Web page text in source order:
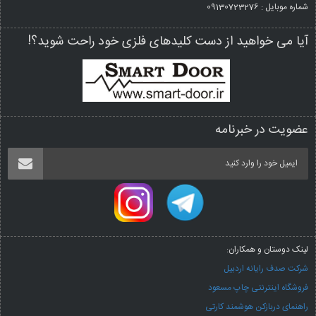
شماره موبایل : 09130723276
آیا می خواهید از دست کلیدهای فلزی خود راحت شوید؟!
عضویت در خبرنامه
لینک دوستان و همکاران:
شرکت صدف رایانه اردبیل
فروشگاه اینترنتی چاپ مسعود
راهنمای دربازکن هوشمند کارتی